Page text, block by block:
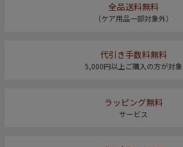
全品送料無料
（ケア用品一部対象外）
代引き手数料無料
5,000円以上ご購入の方が対象
ラッピング無料
サービス